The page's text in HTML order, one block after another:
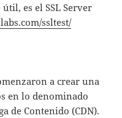
es el SSL Server
ssltest/
a crear una
en lo denominado
de Contenido (CDN).